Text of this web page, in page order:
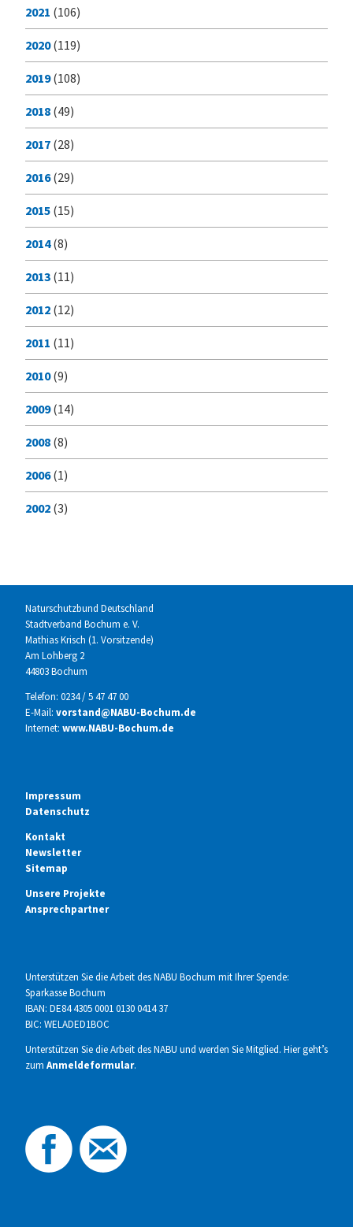
2021 (106)
2020(119)
2019(108)
2018 (49)
2017 (28)
2016(29)
2015 (15)
2014(8)
2013 (11)
2012 (12)
2011 (11)
2010(9)
2009(14)
2008 (8)
2006(1)
2002 (3)
Naturschutzbund Deutschland
Stadtverband Bochum e. V.
Mathias Krisch (1. Vorsitzende)
Am Lohberg 2
44803 Bochum
Telefon: 0234 / 5 47 47 00
E-Mail: vorstand@NABU-Bochum.de
Internet: www.NABU-Bochum.de
Impressum
Datenschutz
Kontakt
Newsletter
Sitemap
Unsere Projekte
Ansprechpartner
Unterstützen Sie die Arbeit des NABU Bochum mit Ihrer Spende:
Sparkasse Bochum
IBAN: DE84 4305 0001 0130 0414 37
BIC: WELADED1BOC
Unterstützen Sie die Arbeit des NABU und werden Sie Mitglied. Hier geht’s
zum Anmeldeformular.